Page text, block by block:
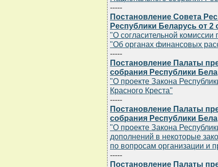
-----
Постановление Совета
Республики Беларусь от 2
"О согласительной комиссии
"Об органах финансовых
-----
Постановление Палаты
собрания Республики
"О проекте Закона
Красного Креста"
-----
Постановление Палаты
собрания Республики
"О проекте Закона
дополнений в некоторые
по вопросам организации и
-----
Постановление Палаты